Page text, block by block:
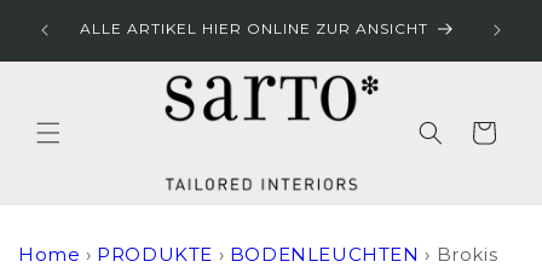
zum
ALLE ARTIKEL HIER ONLINE ZUR ANSICHT
Warenkorb
Home › PRODUKTE › BODENLEUCHTEN › Brokis